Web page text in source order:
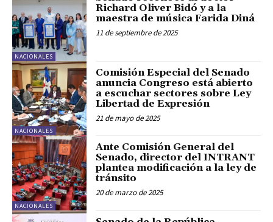
NACIONALES
Richard Oliver Bidó y a la
maestra de música Farida Diná
11 de septiembre de 2025
NACIONALES
Comisión Especial del Senado
anuncia Congreso está abierto
a escuchar sectores sobre Ley
Libertad de Expresión
21 de mayo de 2025
NACIONALES
Ante Comisión General del
Senado, director del INTRANT
plantea modificación a la ley de
tránsito
20 de marzo de 2025